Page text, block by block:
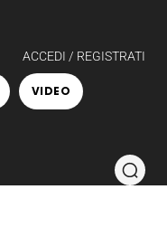
ACCEDI / REGISTRATI
VIDEO